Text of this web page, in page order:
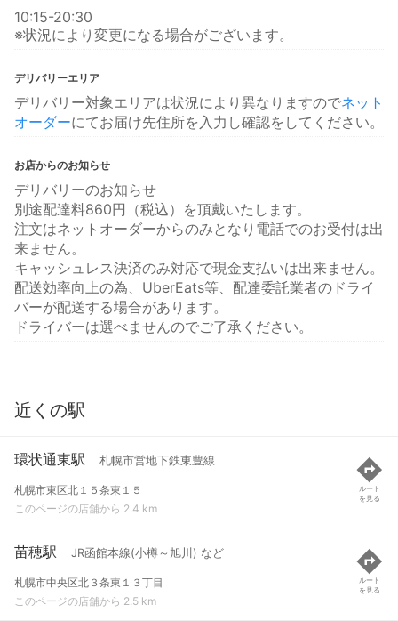
10:15-20:30
※状況により変更になる場合がございます。
デリバリーエリア
デリバリー対象エリアは状況により異なりますのでネット
オーダーにてお届け先住所を入力し確認をしてください。
お店からのお知らせ
デリバリーのお知らせ
別途配達料860円（税込）を頂戴いたします。
注文はネットオーダーからのみとなり電話でのお受付は出
来ません。
キャッシュレス決済のみ対応で現金支払いは出来ません。
配送効率向上の為、UberEats等、配達委託業者のドライ
バーが配送する場合があります。
ドライバーは選べませんのでご了承ください。
近くの駅
環状通東駅 札幌市営地下鉄東豊線
札幌市東区北１５条東１５
このページの店舗から 2.4 km
ルート
を見る
苗穂駅 JR函館本線(小樽～旭川) など
札幌市中央区北３条東１３丁目
このページの店舗から 2.5 km
ルート
を見る